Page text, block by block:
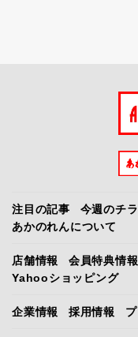
注目の記事 今週のチ
あかのれんについて
店舗情報 会員特典情報
Yahooショッピング
企業情報 採用情報